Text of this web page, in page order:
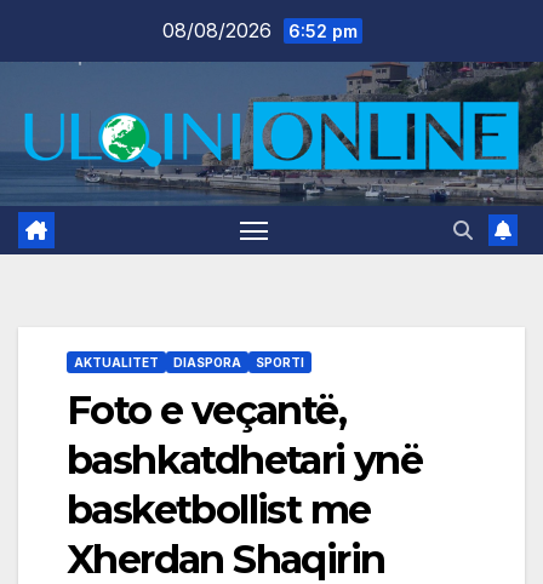
08/08/2026 6:52 pm
AKTUALITET DIASPORA SPORTI
Foto e veçantë,
bashkatdhetari ynë
basketbollist me
Xherdan Shaqirin